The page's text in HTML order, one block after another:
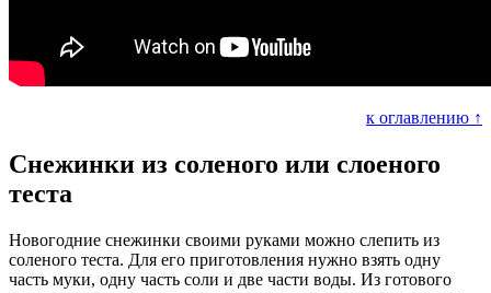
к оглавлению ↑
Снежинки из соленого или слоеного
теста
Новогодние снежинки своими руками можно слепить из
соленого теста. Для его приготовления нужно взять одну
часть муки, одну часть соли и две части воды. Из готового